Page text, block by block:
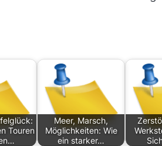
Touren
Meer, Marsch,
Möglichkeiten: Wie
ein starker…